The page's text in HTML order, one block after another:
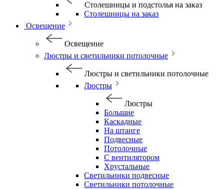
Столешницы и подстолья на заказ
Столешницы на заказ
Освещение
Освещение
Люстры и светильники потолочные
Люстры и светильники потолочные
Люстры
Люстры
Большие
Каскадные
На штанге
Подвесные
Потолочные
С вентилятором
Хрустальные
Светильники подвесные
Светильники потолочные